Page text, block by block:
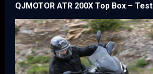
QJMOTOR ATR 200X Top Box – Test